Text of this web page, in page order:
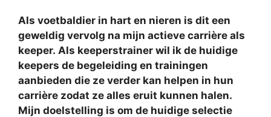
Als voetbaldier in hart en nieren is dit een
geweldig vervolg na mijn actieve carrière als
keeper. Als keeperstrainer wil ik de huidige
keepers de begeleiding en trainingen
aanbieden die ze verder kan helpen in hun
carrière zodat ze alles eruit kunnen halen.
Mijn doelstelling is om de huidige selectie